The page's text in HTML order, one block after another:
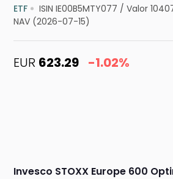
ETF ISIN IE00B5MTY077 /Valor
NAV (2026-07-15)
EUR 623.29 -1.02%
Invesco STOXX Europe 600